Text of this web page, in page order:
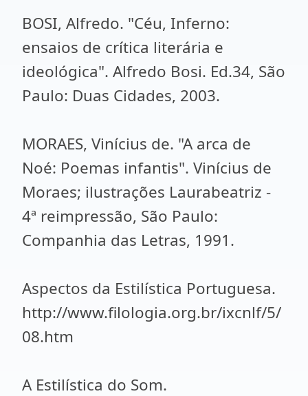
BOSI, Alfredo. "Céu, Inferno:
ensaios de crítica literária e
ideológica". Alfredo Bosi. Ed.34, São
Paulo: Duas Cidades, 2003.
MORAES, Vinícius de. "A arca de
Noé: Poemas infantis". Vinícius de
Moraes; ilustrações Laurabeatriz -
4ª reimpressão, São Paulo:
Companhia das Letras, 1991.
Aspectos da Estilística Portuguesa.
http://www.filologia.org.br/ixcnlf/5/
08.htm
A Estilística do Som.